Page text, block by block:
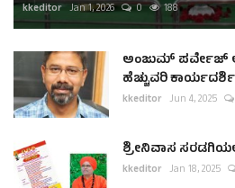
kkeditor Jan 1, 2026 0 188
ಅಂಜುಮ್ ಪರ್ವೇಜ್
ಹೆಚ್ಚುವರಿ
kkeditor Jun 4, 2025
ಶ್ರೀನಿವಾಸ
kkeditor Jan 18, 2025